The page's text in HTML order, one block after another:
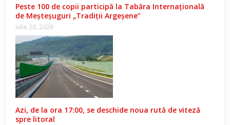
Peste 100 de copii participă la Tabăra Internațională
de Meșteșuguri „Tradiții Argeșene”
iulie 20, 2026
Azi, de la ora 17:00, se deschide noua rută de viteză
spre litoral